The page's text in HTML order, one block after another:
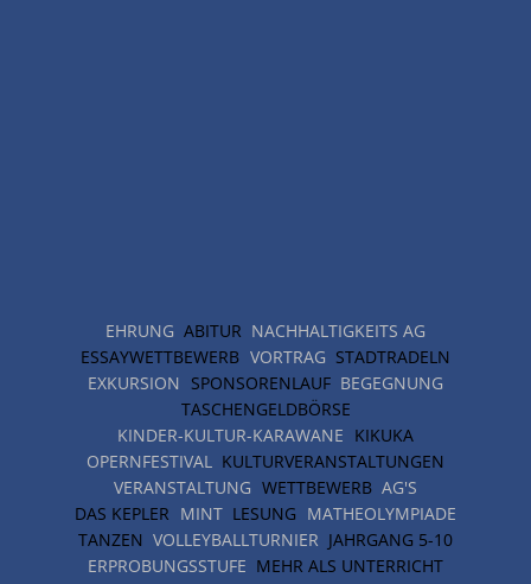
EHRUNG ABITUR NACHHALTIGKEITS AG
ESSAYWETTBEWERB VORTRAG STADTRADELN
EXKURSION SPONSORENLAUF BEGEGNUNG
TASCHENGELDBÖRSE
KINDER-KULTUR-KARAWANE KIKUKA
OPERNFESTIVAL KULTURVERANSTALTUNGEN
VERANSTALTUNG WETTBEWERB AG'S
DAS KEPLER MINT LESUNG MATHEOLYMPIADE
TANZEN VOLLEYBALLTURNIER JAHRGANG 5-10
ERPROBUNGSSTUFE MEHR ALS UNTERRICHT